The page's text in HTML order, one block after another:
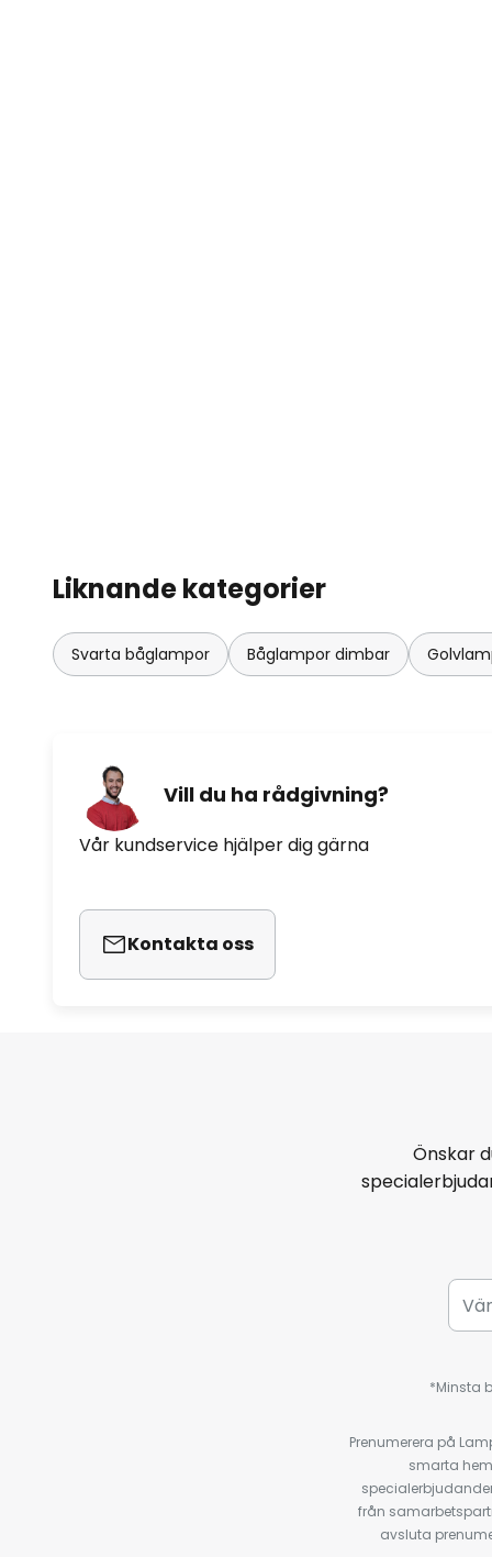
Liknande kategorier
Svarta båglampor Båglampor dimbar
Vill du ha rådgivning?
Vår kundservice hjälper dig gärna
Kontakta oss
Önskar
*Minsta
Prenumerera på
smarta
från
avsluta